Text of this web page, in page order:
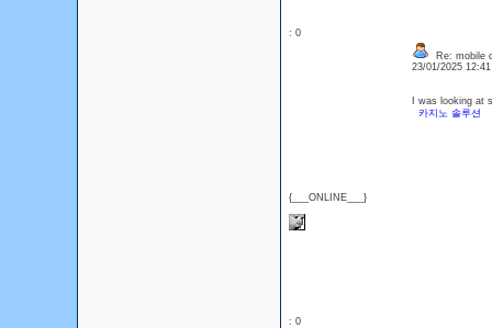
: 0
{___ONLINE___}
Re: mobile
23/01/2025
I was looking at
카지노 솔루션
: 0